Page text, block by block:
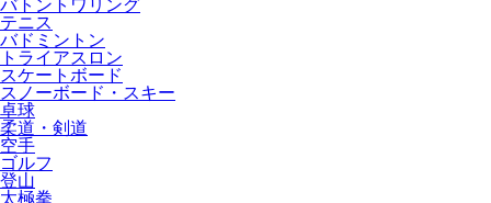
バトントワリング
テニス
バドミントン
トライアスロン
スケートボード
スノーボード・スキー
卓球
柔道・剣道
空手
ゴルフ
登山
太極拳